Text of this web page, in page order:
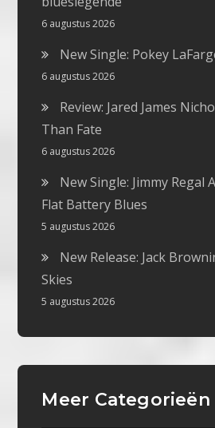
6 augustus 2026
New Single: Pokey
6 augustus 2026
Review: Jared James
Than Fate
6 augustus 2026
New Single: Jimmy Regal
Flat Battery Blues
5 augustus 2026
New Release: Jack
Skies
5 augustus 2026
Meer Categorieën